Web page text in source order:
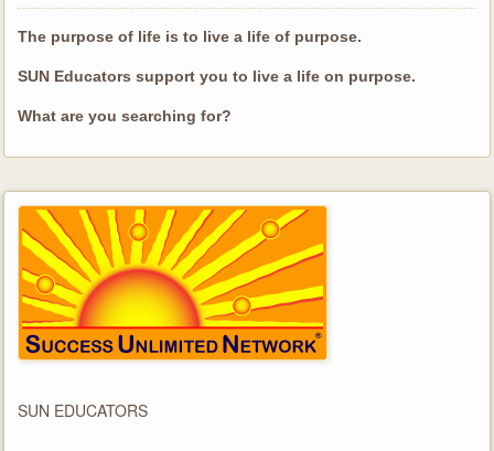
The purpose of life is to live a life of purpose.
SUN Educators support you to live a life on purpose.
What are you searching for?
SUN EDUCATORS